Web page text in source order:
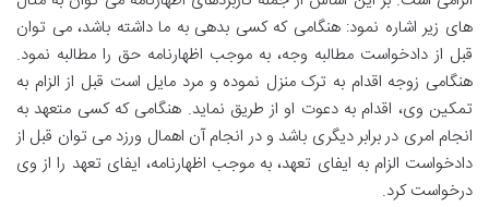
های زیر اشاره نمود: هنگامی که کسی بدهی به ما داشته باشد، می توان
قبل از دادخواست مطالبه وجه، به موجب اظهارنامه حق را مطالبه نمود.
هنگامی زوجه اقدام به ترک منزل نموده و مرد مایل است قبل از الزام به
تمکین وی، اقدام به دعوت او از طریق نماید. هنگامی که کسی متعهد به
انجام امری در برابر دیگری باشد و در انجام آن اهمال ورزد می توان قبل از
دادخواست الزام به ایفای تعهد، به موجب اظهارنامه، ایفای تعهد را از وی
درخواست کرد.